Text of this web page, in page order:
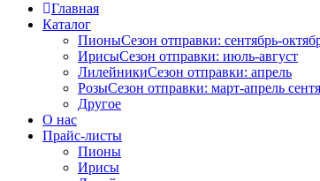
Главная
Каталог
ПионыСезон отправки: сентябрь-
ИрисыСезон отправки: июль-август
ЛилейникиСезон отправки: апрель
РозыСезон отправки: март-апрель
Другое
О нас
Прайс-листы
Пионы
Ирисы